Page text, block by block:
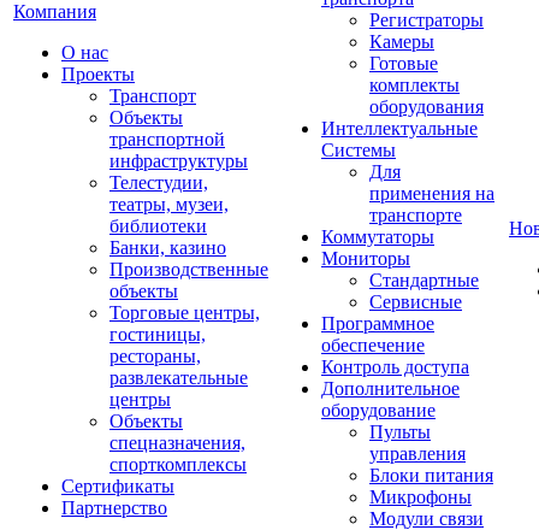
Компания
О нас
Проекты
Транспорт
Объекты
транспортной
инфраструктуры
Телестудии,
театры, музеи,
библиотеки
Банки, казино
Производственные
объекты
Торговые центры,
гостиницы,
рестораны,
развлекательные
центры
Объекты
спецназначения,
спорткомплексы
Сертификаты
Партнерство
Регистраторы
Камеры
Готовые
комплекты
оборудования
Интеллектуальные
Системы
Для
применения на
транспорте
Коммутаторы
Мониторы
Стандартные
Сервисные
Программное
обеспечение
Контроль доступа
Дополнительное
оборудование
Пульты
управления
Блоки питания
Микрофоны
Модули связи